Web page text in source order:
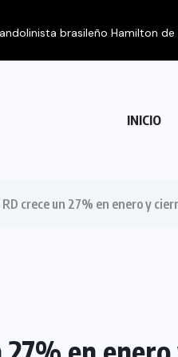
brasileño Hamilton de
INICIO
crece un 27% en enero y